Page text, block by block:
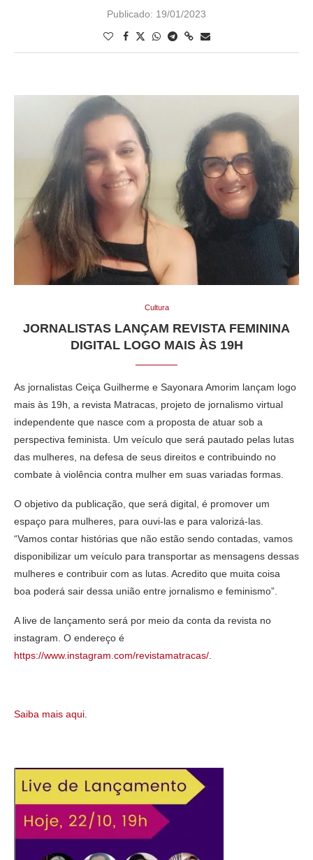
Publicado: 19/01/2023
Cultura
JORNALISTAS LANÇAM REVISTA FEMININA
DIGITAL LOGO MAIS ÀS 19H
As jornalistas Ceiça Guilherme e Sayonara Amorim lançam logo
mais às 19h, a revista Matracas, projeto de jornalismo virtual
independente que nasce com a proposta de atuar sob a
perspectiva feminista. Um veículo que será pautado pelas lutas
das mulheres, na defesa de seus direitos e contribuindo no
combate à violência contra mulher em suas variadas formas.
O objetivo da publicação, que será digital, é promover um
espaço para mulheres, para ouvi-las e para valorizá-las.
“Vamos contar histórias que não estão sendo contadas, vamos
disponibilizar um veículo para transportar as mensagens dessas
mulheres e contribuir com as lutas. Acredito que muita coisa
boa poderá sair dessa união entre jornalismo e feminismo”.
A live de lançamento será por meio da conta da revista no
instagram. O endereço é
https://www.instagram.com/revistamatracas/
Saiba mais aqui